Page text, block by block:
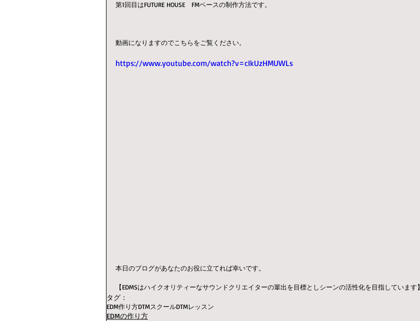
第1回目はFUTURE HOUSE　FMベースの制作方法です。
動画になりますのでこちらをご覧ください。
https://www.youtube.com/watch?v=cIkUzHMUWLs
本日のブログがあなたのお役に立てれば幸いです。
【EDMSはハイクオリティーなサウンドクリエイターの輩出を目標としシーンの活性化を目指しています】
タグ：
EDM作り方DTMスクールDTMレッスン
EDMの作り方